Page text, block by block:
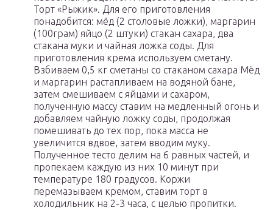
Торт «Рыжик». Для его приготовления
понадобится: мёд (2 столовые ложки), маргарин
(100грам) яйцо (2 штуки) стакан сахара, два
стакана муки и чайная ложка соды. Для
приготовления крема используем сметану.
Взбиваем 0,5 кг сметаны со стаканом сахара Мёд
и маргарин растапливаем на водяной бане,
затем смешиваем с яйцами и сахаром,
полученную массу ставим на медленный огонь и
добавляем чайную ложку соды, продолжая
помешивать до тех пор, пока масса не
увеличится вдвое, затем вводим муку.
Полученное тесто делим на 6 равных частей, и
пропекаем каждую из них 10 минут при
температуре 180 градусов. Коржи
перемазываем кремом, ставим торт в
холодильник на 2-3 часа, с целью пропитки.